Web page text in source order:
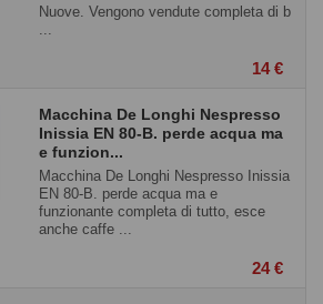
Nuove. Vengono vendute completa di b
...
14 €
Macchina De Longhi Nespresso
Inissia EN 80-B. perde acqua ma
e funzion...
Macchina De Longhi Nespresso Inissia
EN 80-B. perde acqua ma e
funzionante completa di tutto, esce
anche caffe ...
24 €